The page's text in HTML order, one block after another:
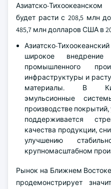
Азиатско-
будет расти с 208,5 млн
485,7 млн долларов США в
Азиатско-
широкое
промышленного
инфраструктуры и
материалы. В
эмульсионные
производстве
поддерживается
качества продукции,
улучшению
крупномасштабном
Рынок на Ближнем
продемонстрирует